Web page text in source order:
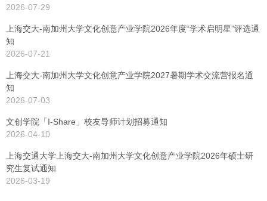
2026-07-29
上海交大-南加州大学文化创意产业学院2026年度“学术启明星”评选通
知
2026-07-21
上海交大-南加州大学文化创意产业学院2027暑期学术交流营报名通
知
2026-07-03
文创学院「I-Share」校友导师计划招募通知
2026-04-10
上海交通大学上海交大-南加州大学文化创意产业学院2026年硕士研
究生复试通知
2026-03-19